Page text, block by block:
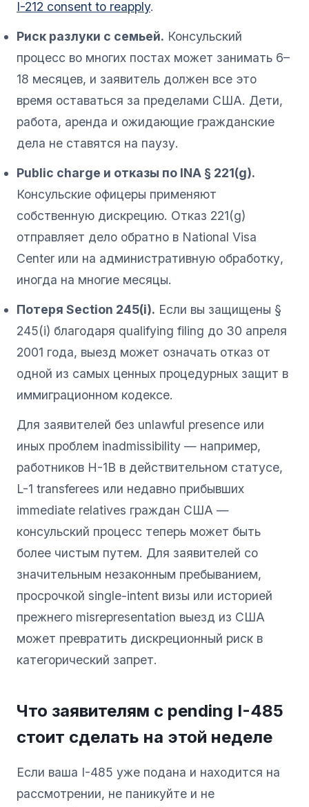
I-212 consent to reapply.
Риск разлуки с семьей. Консульский
процесс во многих постах может занимать 6–
18 месяцев, и заявитель должен все это
время оставаться за пределами США. Дети,
работа, аренда и ожидающие гражданские
дела не ставятся на паузу.
Public charge и отказы по INA § 221(g).
Консульские офицеры применяют
собственную дискрецию. Отказ 221(g)
отправляет дело обратно в National Visa
Center или на административную обработку,
иногда на многие месяцы.
Потеря Section 245(i). Если вы защищены §
245(i) благодаря qualifying filing до 30 апреля
2001 года, выезд может означать отказ от
одной из самых ценных процедурных защит в
иммиграционном кодексе.
Для заявителей без unlawful presence или
иных проблем inadmissibility — например,
работников H-1B в действительном статусе,
L-1 transferees или недавно прибывших
immediate relatives граждан США —
консульский процесс теперь может быть
более чистым путем. Для заявителей со
значительным незаконным пребыванием,
просрочкой single-intent визы или историей
прежнего misrepresentation выезд из США
может превратить дискреционный риск в
категорический запрет.
Что заявителям с pending I-485
стоит сделать на этой неделе
Если ваша I-485 уже подана и находится на
рассмотрении, не паникуйте и не